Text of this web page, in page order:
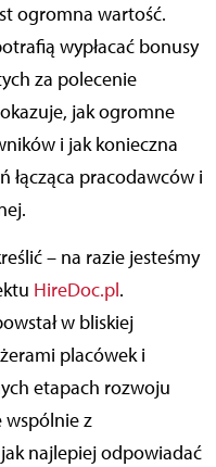
ogromna wartość.
wypłacać bonusy
za polecenie
jak ogromne
i jak konieczna
łącząca pracodawców i
– na razie jesteśmy
HireDoc.pl.
w bliskiej
placówek i
etapach rozwoju
z
najlepiej odpowiadać